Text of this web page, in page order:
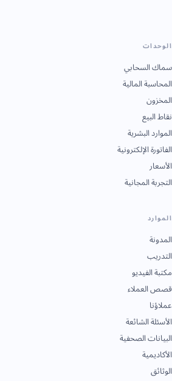
الوحدات
سماك السحابي
المحاسبة المالية
المخزون
نقاط البيع
الموارد البشرية
الفاتورة الإلكترونية
الأسعار
التجربة المجانية
الموارد
المدونة
التدريب
مكتبة الفيديو
قصص العملاء
عملاؤنا
الأسئلة الشائعة
البيانات الصحفية
الأكاديمية
الوثائق